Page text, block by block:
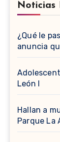
Noticias
¿Qué le
anuncia
León I
Hallan a
Parque La